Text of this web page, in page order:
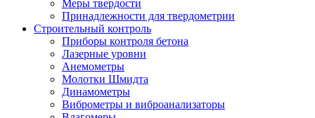
Меры твердости
Принадлежности для твердометрии
Строительный контроль
Приборы контроля бетона
Лазерные уровни
Анемометры
Молотки Шмидта
Динамометры
Виброметры и виброанализаторы